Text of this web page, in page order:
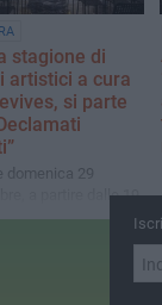
stagione di
artistici a cura
si parte
domenica 29
a partire dalle 19
Vives Frisari